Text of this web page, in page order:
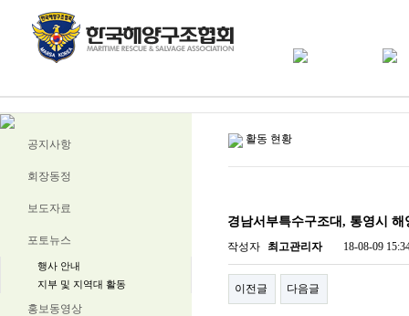
공지사항
회장동정
보도자료
포토뉴스
행사 안내
지부 및 지역대 활동
홍보동영상
활동 현황
경남서부특수구조대, 통영시
작성자 최고관리자 18-08-09
이전글 다음글